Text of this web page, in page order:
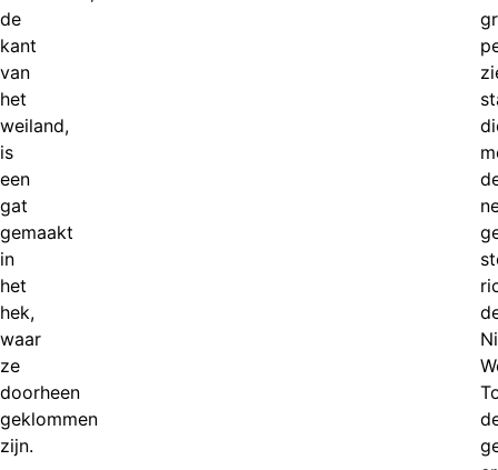
de
kant
van
het
weiland,
is
een
gat
gemaakt
in
het
hek,
waar
ze
doorheen
geklommen
zijn.